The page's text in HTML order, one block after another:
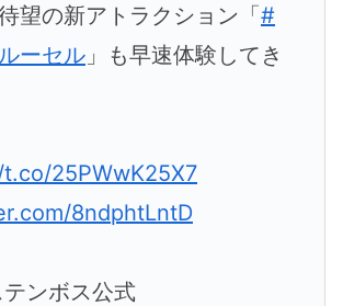
望の新アトラクション「#
ーセル 」も早速体験してき
25PWwK25X7
8ndphtLntD
ンボス公式